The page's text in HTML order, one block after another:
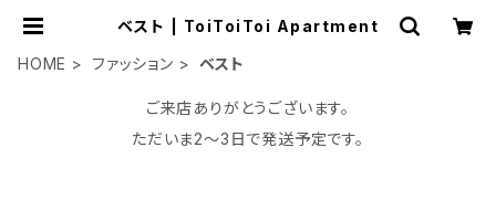
ベスト | ToiToiToi Apartment
HOME
ファッション ベスト
ご来店ありがとうございます。
ただいま2〜3日で発送予定です。